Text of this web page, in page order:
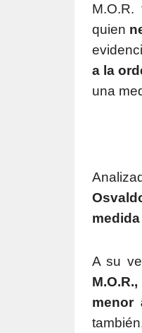
quien
a la
una
A su
menor